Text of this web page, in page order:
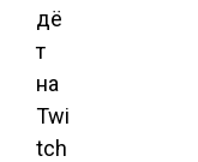
дё
т
на
Twi
tch